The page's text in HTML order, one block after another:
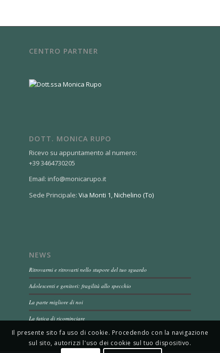
CENTRO PARTNER
DOTT. MONICA RUPO
Ricevo su appuntamento al numero:
+39 3464730205
Email: info@monicarupo.it
Sede Principale:Via Monti 1, Nichelino (To)
NEWS
Ritrovarmi e ritrovarti nello stupore del tuo sguardo
Adolescenti e genitori: fragilità allo specchio
La parte migliore di noi
La fatica di ricominciare
Il presente sito fa uso di cookie. Procedendo con la navigazione
sul sito, autorizzi l'uso dei cookie sul tuo dispositivo.